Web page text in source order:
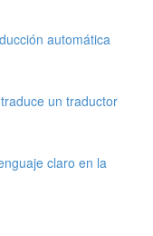
automática
un traductor
claro en la